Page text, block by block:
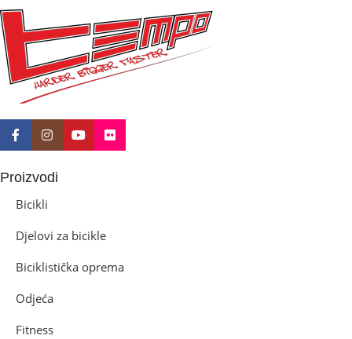
BICIKLI-KOČNICE
Disk mehanički
Proizvodi
Bicikli
Djelovi za bicikle
Biciklistička oprema
Odjeća
Fitness